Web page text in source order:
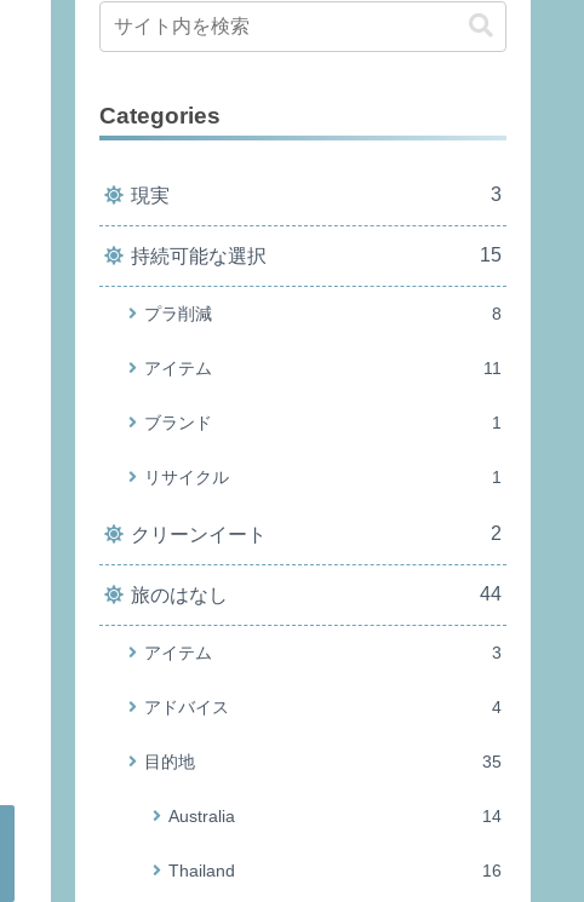
Categories
現実 3
持続可能な選択 15
プラ削減 8
アイテム 11
ブランド 1
リサイクル 1
クリーンイート 2
旅のはなし 44
アイテム 3
アドバイス 4
目的地 35
Australia 14
Thailand 16